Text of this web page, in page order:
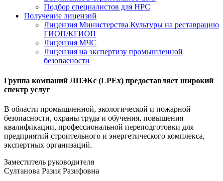
Подбор специалистов для НРС
Получение лицензий
Лицензия Министерства Культуры на реставрацию
ГИОП/КГИОП
Лицензия МЧС
Лицензия на экспертизу промышленной
безопасности
Группа компаний ЛПЭКс (LPEx) предоставляет широкий
спектр услуг
В области промышленной, экологической и пожарной
безопасности, охраны труда и обучения, повышения
квалификации, профессиональной переподготовки для
предприятий строительного и энергетического комплекса,
экспертных организаций.
Заместитель руководителя
Султанова Разия Разифовна